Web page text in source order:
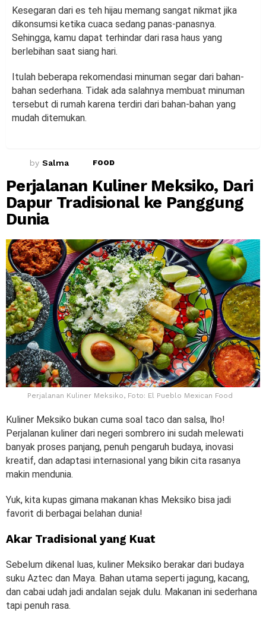
Kesegaran dari es teh hijau memang sangat nikmat jika
dikonsumsi ketika cuaca sedang panas-panasnya.
Sehingga, kamu dapat terhindar dari rasa haus yang
berlebihan saat siang hari.
Itulah beberapa rekomendasi minuman segar dari bahan-
bahan sederhana. Tidak ada salahnya membuat minuman
tersebut di rumah karena terdiri dari bahan-bahan yang
mudah ditemukan.
by Salma FOOD
Perjalanan Kuliner Meksiko, Dari
Dapur Tradisional ke Panggung
Dunia
Perjalanan Kuliner Meksiko, Foto: El Pueblo Mexican Food
Kuliner Meksiko bukan cuma soal taco dan salsa, lho!
Perjalanan kuliner dari negeri sombrero ini sudah melewati
banyak proses panjang, penuh pengaruh budaya, inovasi
kreatif, dan adaptasi internasional yang bikin cita rasanya
makin mendunia.
Yuk, kita kupas gimana makanan khas Meksiko bisa jadi
favorit di berbagai belahan dunia!
Akar Tradisional yang Kuat
Sebelum dikenal luas, kuliner Meksiko berakar dari budaya
suku Aztec dan Maya. Bahan utama seperti jagung, kacang,
dan cabai udah jadi andalan sejak dulu. Makanan ini sederhana
tapi penuh rasa.